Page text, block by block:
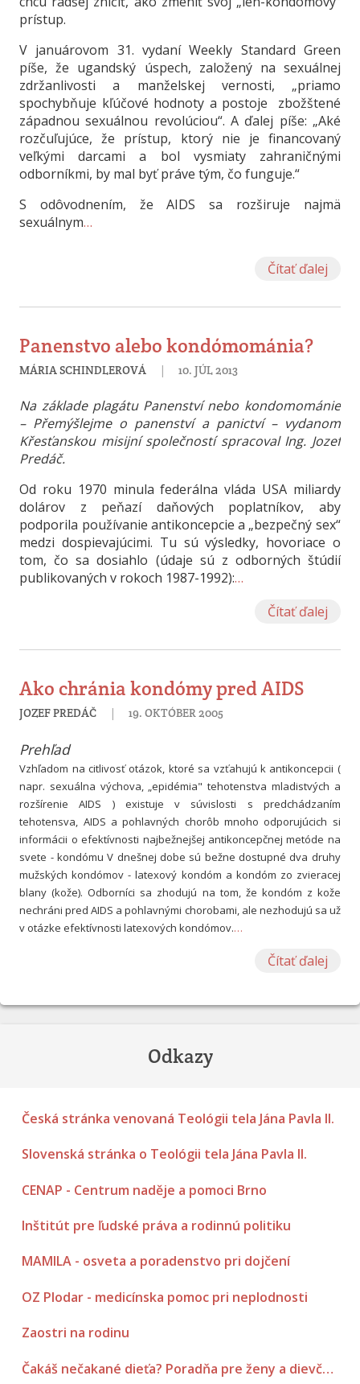
prístup.
V januárovom 31. vydaní Weekly Standard Green
píše, že ugandský úspech, založený na sexuálnej
zdržanlivosti a manželskej vernosti, „priamo
spochybňuje kľúčové hodnoty a postoje zbožštené
západnou sexuálnou revolúciou“. A ďalej píše: „Aké
rozčuľujúce, že prístup, ktorý nie je financovaný
veľkými darcami a bol vysmiaty zahraničnými
odborníkmi, by mal byť práve tým, čo funguje.“
S odôvodnením, že AIDS sa rozširuje najmä
sexuálnym…
Čítať ďalej
Panenstvo alebo kondómománia?
MÁRIA SCHINDLEROVÁ |10. JÚL 2013
Na základe plagátu Panenství nebo kondomománie
– Přemýšlejme o panenství a panictví – vydanom
Křesťanskou misijní společností spracoval Ing. Jozef
Predáč.
Od roku 1970 minula federálna vláda USA miliardy
dolárov z peňazí daňových poplatníkov, aby
podporila používanie antikoncepcie a „bezpečný sex“
medzi dospievajúcimi. Tu sú výsledky, hovoriace o
tom, čo sa dosiahlo (údaje sú z odborných štúdií
publikovaných v rokoch 1987-1992):…
Čítať ďalej
Ako chránia kondómy pred AIDS
JOZEF PREDÁČ |19. OKTÓBER 2005
Prehľad
Vzhľadom na citlivosť otázok, ktoré sa vzťahujú k antikoncepcii (
napr. sexuálna výchova, „epidémia" tehotenstva mladistvých a
rozšírenie AIDS ) existuje v súvislosti s predchádzaním
tehotensva, AIDS a pohlavných chorôb mnoho odporujúcich si
informácii o efektívnosti najbežnejšej antikoncepčnej metóde na
svete - kondómu V dnešnej dobe sú bežne dostupné dva druhy
mužských kondómov - latexový kondóm a kondóm zo zvieracej
blany (kože). Odborníci sa zhodujú na tom, že kondóm z kože
nechráni pred AIDS a pohlavnými chorobami, ale nezhodujú sa už
v otázke efektívnosti latexových kondómov.…
Čítať ďalej
Odkazy
Česká stránka venovaná Teológii tela Jána Pavla II.
Slovenská stránka o Teológii tela Jána Pavla II.
CENAP - Centrum naděje a pomoci Brno
Inštitút pre ľudské práva a rodinnú politiku
MAMILA - osveta a poradenstvo pri dojčení
OZ Plodar - medicínska pomoc pri neplodnosti
Zaostri na rodinu
Čakáš nečakané dieťa? Poradňa pre ženy a dievčatá